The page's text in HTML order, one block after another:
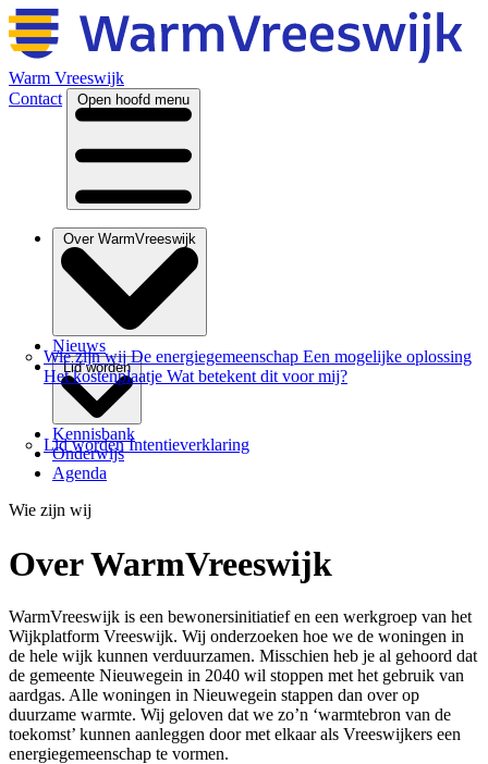
Warm Vreeswijk
Contact
Open hoofd menu
Over WarmVreeswijk
Wie zijn wijDe energiegemeenschap Een mogelijke oplossing
Het kostenplaatje Wat betekent dit voor mij?
Nieuws
Lid worden
Lid wordenIntentieverklaring
Kennisbank
Onderwijs
Agenda
Wie zijn wij
Over WarmVreeswijk
WarmVreeswijk is een bewonersinitiatief en een werkgroep van het
Wijkplatform Vreeswijk. Wij onderzoeken hoe we de woningen in
de hele wijk kunnen verduurzamen. Misschien heb je al gehoord dat
de gemeente Nieuwegein in 2040 wil stoppen met het gebruik van
aardgas. Alle woningen in Nieuwegein stappen dan over op
duurzame warmte. Wij geloven dat we zo’n ‘warmtebron van de
toekomst’ kunnen aanleggen door met elkaar als Vreeswijkers een
energiegemeenschap te vormen.